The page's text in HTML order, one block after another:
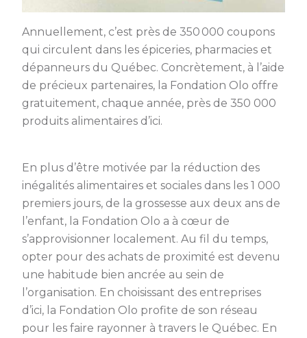
Annuellement, c’est près de 350 000 coupons
qui circulent dans les épiceries, pharmacies et
dépanneurs du Québec. Concrètement, à l’aide
de précieux partenaires, la Fondation Olo offre
gratuitement, chaque année, près de 350 000
produits alimentaires d’ici.
En plus d’être motivée par la réduction des
inégalités alimentaires et sociales dans les 1 000
premiers jours, de la grossesse aux deux ans de
l’enfant, la Fondation Olo a à cœur de
s’approvisionner localement. Au fil du temps,
opter pour des achats de proximité est devenu
une habitude bien ancrée au sein de
l’organisation. En choisissant des entreprises
d’ici, la Fondation Olo profite de son réseau
pour les faire rayonner à travers le Québec. En